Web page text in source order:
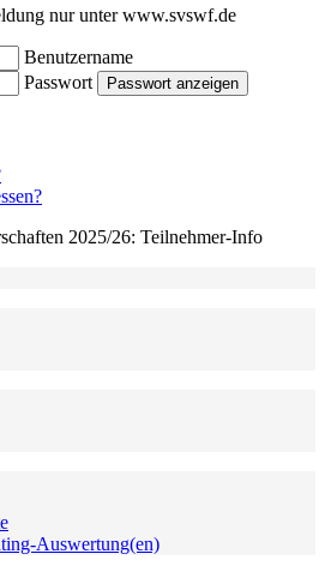
nur unter www.svswf.de
Benutzername
Passwort
Passwort anzeigen
2025/26: Teilnehmer-Info
Auswertung(en)